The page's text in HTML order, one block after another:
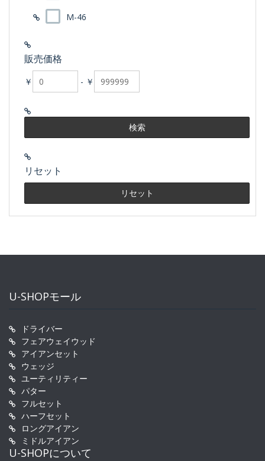
M-46
販売価格
￥ - ￥
リセット
U-SHOPモール
ドライバー
フェアウェイウッド
アイアンセット
ウェッジ
ユーティリティー
パター
フルセット
ハーフセット
ロングアイアン
ミドルアイアン
U-SHOPについて